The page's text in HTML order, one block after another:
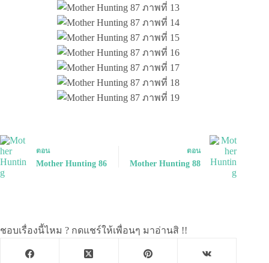
ตอน
Mother Hunting 86
ตอน
Mother Hunting 88
ชอบเรื่องนี้ไหม ? กดแชร์ให้เพื่อนๆ มาอ่านสิ !!